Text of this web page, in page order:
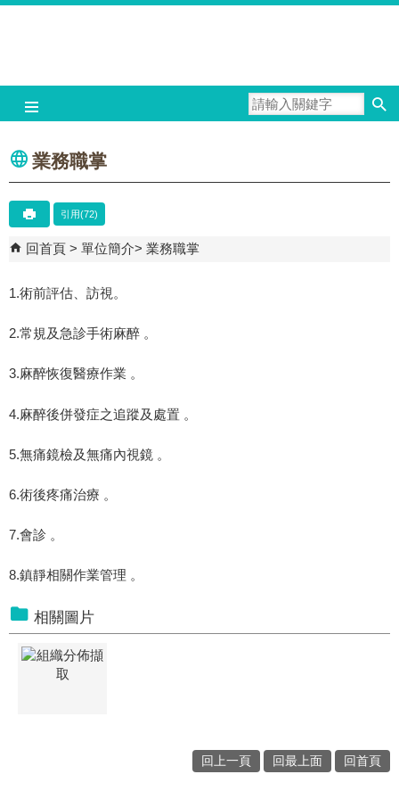
業務職掌
引用(72)
回首頁 單位簡介 業務職掌
1.術前評估、訪視。
2.常規及急診手術麻醉 。
3.麻醉恢復醫療作業 。
4.麻醉後併發症之追蹤及處置 。
5.無痛鏡檢及無痛內視鏡 。
6.術後疼痛治療 。
7.會診 。
8.鎮靜相關作業管理 。
相關圖片
回上一頁 回最上面 回首頁